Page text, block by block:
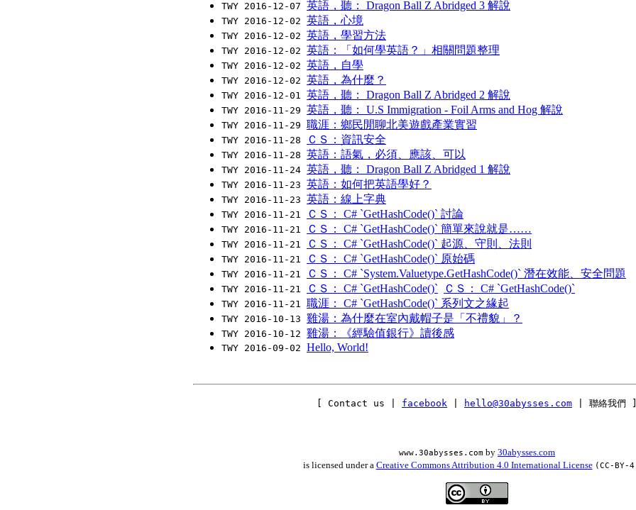
TWY 2016-12-07 英語，聽： Dragon Ball Z Abridged 3 解說
TWY 2016-12-02 英語，心境
TWY 2016-12-02 英語，學習方法
TWY 2016-12-02 英語：「如何學英語？」相關問題整理
TWY 2016-12-02 英語，自學
TWY 2016-12-02 英語，為什麼？
TWY 2016-12-01 英語，聽： Dragon Ball Z Abridged 2 解說
TWY 2016-11-29 英語，聽： U.S Immigration - Foil Arms and Hog 解說
TWY 2016-11-29 職涯：鄉民閒聊北美遊戲產業實習
TWY 2016-11-28 ＣＳ：資訊安全
TWY 2016-11-28 英語：語氣，必須、應該、可以
TWY 2016-11-24 英語，聽： Dragon Ball Z Abridged 1 解說
TWY 2016-11-23 英語：如何把英語學好？
TWY 2016-11-23 英語：線上字典
TWY 2016-11-21 ＣＳ： C# `GetHashCode()` 討論
TWY 2016-11-21 ＣＳ： C# `GetHashCode()` 簡單來說就是……
TWY 2016-11-21 ＣＳ： C# `GetHashCode()` 起源、守則、法則
TWY 2016-11-21 ＣＳ： C# `GetHashCode()` 原始碼
TWY 2016-11-21 ＣＳ： C# `System.Valuetype.GetHashCode()` 潛在效能、安全問題
TWY 2016-11-21 ＣＳ： C# `GetHashCode()` ＣＳ： C# `GetHashCode()`
TWY 2016-11-21 職涯： C# `GetHashCode()` 系列文之緣起
TWY 2016-10-13 雞湯：為什麼在室內戴帽子是「不禮貌」？
TWY 2016-10-12 雞湯：《經驗值銀行》讀後感
TWY 2016-09-02 Hello, World!
[ Contact us | facebook hello@30abysses.com | 聯絡我們
www.30abysses.com by 30abysses.com
is licensed under a Creative Commons Attribution 4.0 International License (CC-BY-